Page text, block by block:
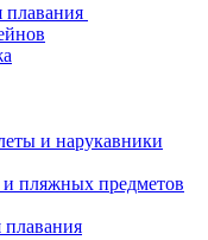
плавания
и нарукавники
и пляжных предметов